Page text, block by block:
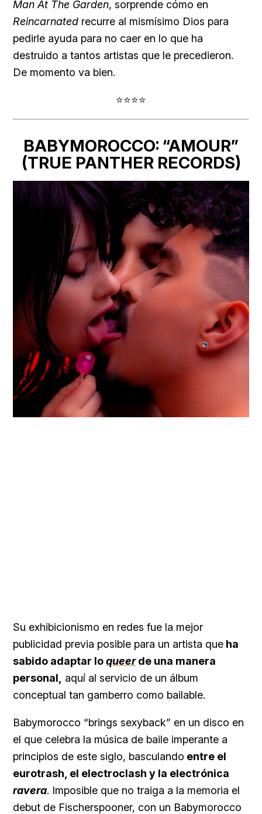
Man At The Garden, sorprende cómo en
Reincarnated recurre al mismísimo Dios para
pedirle ayuda para no caer en lo que ha
destruido a tantos artistas que le precedieron.
De momento va bien.
⭐⭐⭐⭐
BABYMOROCCO: “AMOUR”
(TRUE PANTHER RECORDS)
Su exhibicionismo en redes fue la mejor
publicidad previa posible para un artista que ha
sabido adaptar loqueerde una manera
personal,
aquí al servicio de un álbum
conceptual tan gamberro como bailable.
Babymorocco “brings sexyback” en un disco en
el que celebra la música de baile imperante a
principios de este siglo, basculando entre el
eurotrash, el electroclash y la electrónica
ravera. Imposible que no traiga a la memoria el
debut de Fischerspooner, con un Babymorocco